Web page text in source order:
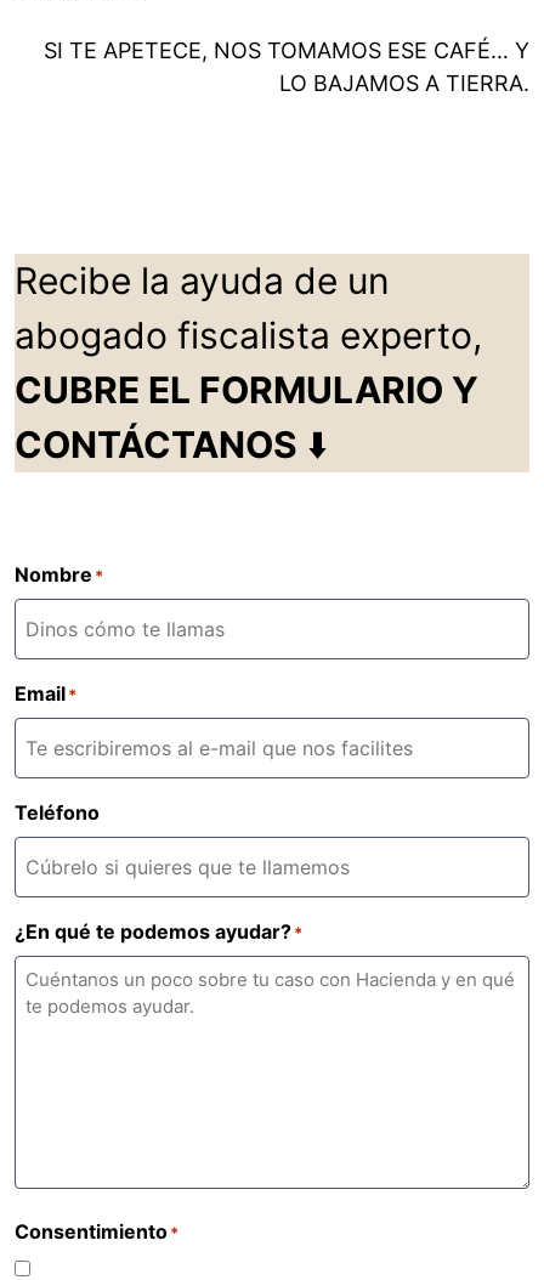
SI TE APETECE, NOS TOMAMOS ESE CAFÉ… Y
LO BAJAMOS A TIERRA.
Recibe la ayuda de un
abogado fiscalista experto,
CUBRE EL FORMULARIO Y
CONTÁCTANOS ⬇️
Nombre *
Email*
Teléfono
¿En qué te podemos ayudar?*
Consentimiento*